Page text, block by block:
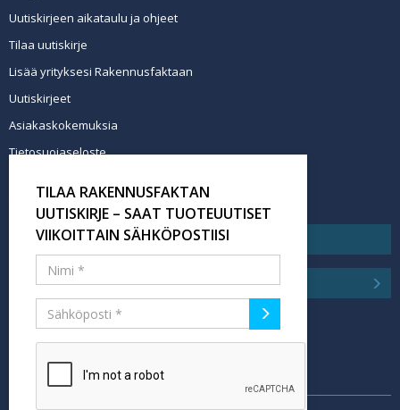
Uutiskirjeen aikataulu ja ohjeet
Tilaa uutiskirje
Lisää yrityksesi Rakennusfaktaan
Uutiskirjeet
Asiakaskokemuksia
Tietosuojaseloste
Tilaa uutiskirje
TILAA RAKENNUSFAKTAN
UUTISKIRJE – SAAT TUOTEUUTISET
VIIKOITTAIN SÄHKÖPOSTIISI